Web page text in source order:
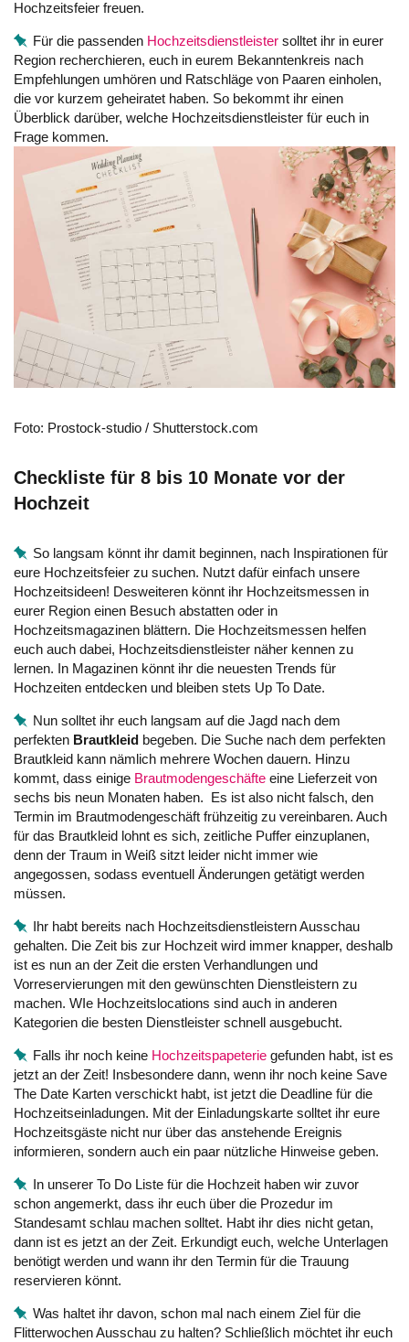
Hochzeitsfeier freuen.
Für die passenden Hochzeitsdienstleister solltet ihr in eurer
Region recherchieren, euch in eurem Bekanntenkreis nach
Empfehlungen umhören und Ratschläge von Paaren einholen,
die vor kurzem geheiratet haben. So bekommt ihr einen
Überblick darüber, welche Hochzeitsdienstleister für euch in
Frage kommen.
Foto: Prostock-studio / Shutterstock.com
Checkliste für 8 bis 10 Monate vor der
Hochzeit
So langsam könnt ihr damit beginnen, nach Inspirationen für
eure Hochzeitsfeier zu suchen. Nutzt dafür einfach unsere
Hochzeitsideen! Desweiteren könnt ihr Hochzeitsmessen in
eurer Region einen Besuch abstatten oder in
Hochzeitsmagazinen blättern. Die Hochzeitsmessen helfen
euch auch dabei, Hochzeitsdienstleister näher kennen zu
lernen. In Magazinen könnt ihr die neuesten Trends für
Hochzeiten entdecken und bleiben stets Up To Date.
Nun solltet ihr euch langsam auf die Jagd nach dem
perfekten Brautkleid begeben. Die Suche nach dem perfekten
Brautkleid kann nämlich mehrere Wochen dauern. Hinzu
kommt, dass einige Brautmodengeschäfte eine Lieferzeit von
sechs bis neun Monaten haben. Es ist also nicht falsch, den
Termin im Brautmodengeschäft frühzeitig zu vereinbaren. Auch
für das Brautkleid lohnt es sich, zeitliche Puffer einzuplanen,
denn der Traum in Weiß sitzt leider nicht immer wie
angegossen, sodass eventuell Änderungen getätigt werden
müssen.
Ihr habt bereits nach Hochzeitsdienstleistern Ausschau
gehalten. Die Zeit bis zur Hochzeit wird immer knapper, deshalb
ist es nun an der Zeit die ersten Verhandlungen und
Vorreservierungen mit den gewünschten Dienstleistern zu
machen. WIe Hochzeitslocations sind auch in anderen
Kategorien die besten Dienstleister schnell ausgebucht.
Falls ihr noch keine Hochzeitspapeterie gefunden habt, ist es
jetzt an der Zeit! Insbesondere dann, wenn ihr noch keine Save
The Date Karten verschickt habt, ist jetzt die Deadline für die
Hochzeitseinladungen. Mit der Einladungskarte solltet ihr eure
Hochzeitsgäste nicht nur über das anstehende Ereignis
informieren, sondern auch ein paar nützliche Hinweise geben.
In unserer To Do Liste für die Hochzeit haben wir zuvor
schon angemerkt, dass ihr euch über die Prozedur im
Standesamt schlau machen solltet. Habt ihr dies nicht getan,
dann ist es jetzt an der Zeit. Erkundigt euch, welche Unterlagen
benötigt werden und wann ihr den Termin für die Trauung
reservieren könnt.
Was haltet ihr davon, schon mal nach einem Ziel für die
Flitterwochen Ausschau zu halten? Schließlich möchtet ihr euch